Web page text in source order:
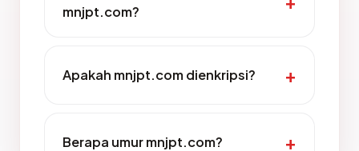
mnjpt.com?
Apakah mnjpt.com dienkripsi?
Berapa umur mnjpt.com?